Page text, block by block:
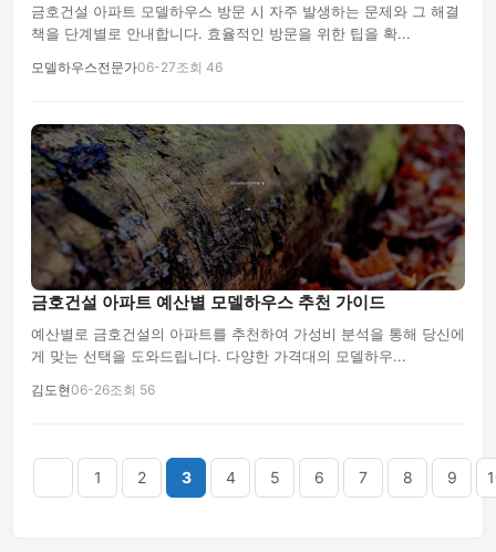
금호건설 아파트 모델하우스 방문 시 자주 발생하는 문제와 그 해결
책을 단계별로 안내합니다. 효율적인 방문을 위한 팁을 확...
모델하우스전문가06-27조회 46
금호건설 아파트 예산별 모델하우스 추천 가이드
예산별로 금호건설의 아파트를 추천하여 가성비 분석을 통해 당신에
게 맞는 선택을 도와드립니다. 다양한 가격대의 모델하우...
김도현06-26조회 56
1 2 3 4 5 6 7 8 9